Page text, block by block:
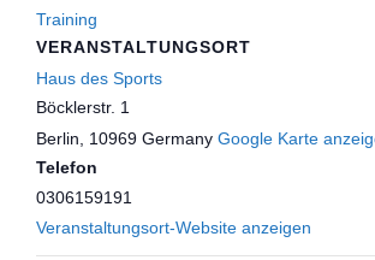
Training
VERANSTALTUNGSORT
Haus des Sports
Böcklerstr. 1
Berlin
10969 Germany Google Karte
Telefon
0306159191
Veranstaltungsort-Website anzeigen